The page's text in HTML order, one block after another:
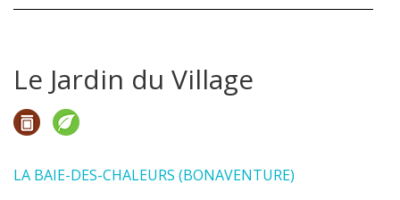
Le Jardin du Village
LA BAIE-DES-CHALEURS (BONAVENTURE)